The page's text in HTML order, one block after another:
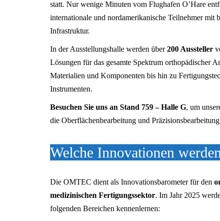
statt. Nur wenige Minuten vom Flughafen O’Hare
internationale und nordamerikanische Teilnehmer mit
Infrastruktur.
In der Ausstellungshalle werden über200 Aussteller
Lösungen für das gesamte Spektrum orthopädischer
Materialien und Komponenten bis hin zu
Instrumenten.
Besuchen Sie uns an Stand 759 – Halle G, um
die Oberflächenbearbeitung und
Welche Innovationen
Die OMTEC dient als Innovationsbarometer für den
medizinischen Fertigungssektor. Im Jahr 2025
folgenden Bereichen kennenlernen: